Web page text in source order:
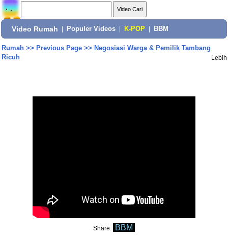
Video Rumah Populer Videos K-POP BBM
Rumah>> Previous Page>> Negosiasi Warga & Pemilik Tambang
Ricuh
Lebih
Share: BBM